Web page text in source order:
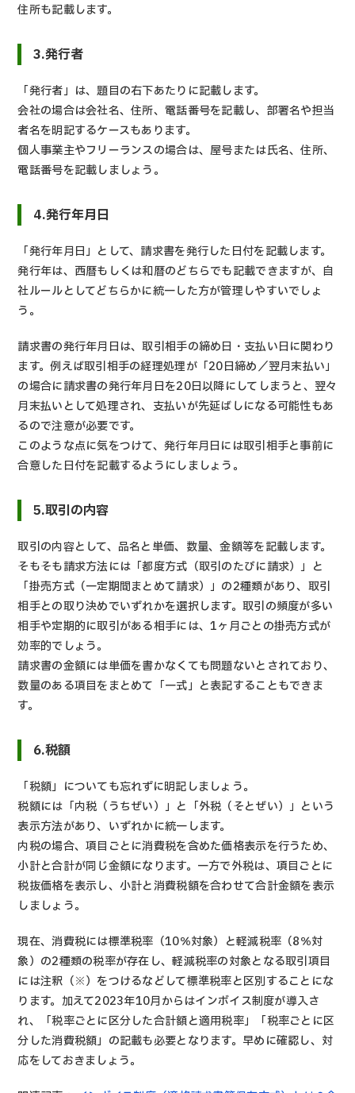
住所も記載します。
3.発行者
「発行者」は、題目の右下あたりに記載します。
会社の場合は会社名、住所、電話番号を記載し、部署名や担当
者名を明記するケースもあります。
個人事業主やフリーランスの場合は、屋号または氏名、住所、
電話番号を記載しましょう。
4.発行年月日
「発行年月日」として、請求書を発行した日付を記載します。
発行年は、西暦もしくは和暦のどちらでも記載できますが、自
社ルールとしてどちらかに統一した方が管理しやすいでしょ
う。
請求書の発行年月日は、取引相手の締め日・支払い日に関わり
ます。例えば取引相手の経理処理が「20日締め／翌月末払い」
の場合に請求書の発行年月日を20日以降にしてしまうと、翌々
月末払いとして処理され、支払いが先延ばしになる可能性もあ
るので注意が必要です。
このような点に気をつけて、発行年月日には取引相手と事前に
合意した日付を記載するようにしましょう。
5.取引の内容
取引の内容として、品名と単価、数量、金額等を記載します。
そもそも請求方法には「都度方式（取引のたびに請求）」と
「掛売方式（一定期間まとめて請求）」の2種類があり、取引
相手との取り決めでいずれかを選択します。取引の頻度が多い
相手や定期的に取引がある相手には、1ヶ月ごとの掛売方式が
効率的でしょう。
請求書の金額には単価を書かなくても問題ないとされており、
数量のある項目をまとめて「一式」と表記することもできま
す。
6.税額
「税額」についても忘れずに明記しましょう。
税額には「内税（うちぜい）」と「外税（そとぜい）」という
表示方法があり、いずれかに統一します。
内税の場合、項目ごとに消費税を含めた価格表示を行うため、
小計と合計が同じ金額になります。一方で外税は、項目ごとに
税抜価格を表示し、小計と消費税額を合わせて合計金額を表示
しましょう。
現在、消費税には標準税率（10％対象）と軽減税率（8％対
象）の2種類の税率が存在し、軽減税率の対象となる取引項目
には注釈（※）をつけるなどして標準税率と区別することにな
ります。加えて2023年10月からはインボイス制度が導入さ
れ、「税率ごとに区分した合計額と適用税率」「税率ごとに区
分した消費税額」の記載も必要となります。早めに確認し、対
応をしておきましょう。